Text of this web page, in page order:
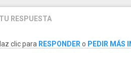
RESPUESTA
clic para RESPONDERo PEDIR MÁS